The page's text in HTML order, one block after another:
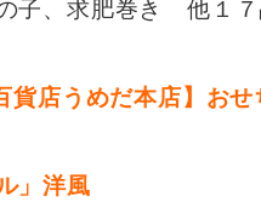
子、求肥巻き 他１７
」洋風